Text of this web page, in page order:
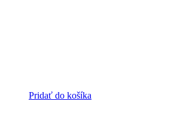
Pridať do košíka